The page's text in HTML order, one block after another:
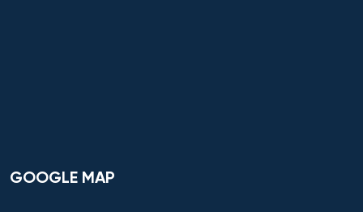
GOOGLE MAP